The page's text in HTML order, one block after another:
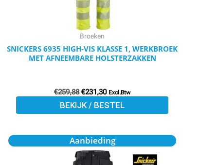
Broeken
SNICKERS 6935 HIGH-VIS KLASSE 1, WERKBROEK
MET AFNEEMBARE HOLSTERZAKKEN
€259,88 €231,30 Excl.Btw
BEKIJK / BESTEL
kan
gekozen
worden
op
de
Aanbieding
Oorspronkelijke
prijs
was:
Huidige
prijs
is:
Dit
product